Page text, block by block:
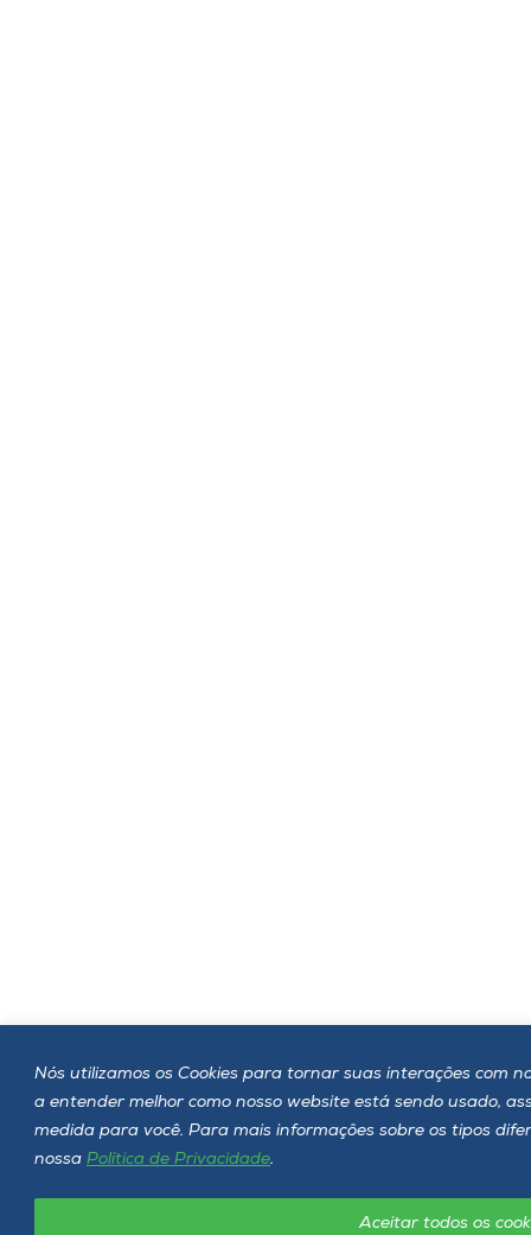
Nós utilizamos os Cookies para tornar suas interações com
a entender melhor como nosso website está sendo usado,
medida para você. Para mais informações sobre os tipos
nossa Política de Privacidade.
Aceitar todos os